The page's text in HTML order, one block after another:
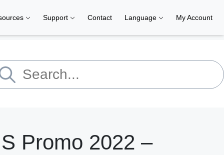
Support Contact Language My Account
Promo 2022 –